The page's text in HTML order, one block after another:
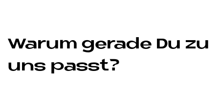
Wa­rum ge­ra­de Du zu
uns passt?